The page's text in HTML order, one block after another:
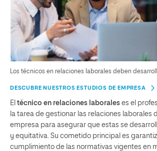
Los técnicos en relaciones laborales deben
DESCUBRE NUESTROS ESTUDIOS DE EMPRESA
El técnico en relaciones laborales es el
la tarea de gestionar las relaciones laborales
empresa para asegurar que estas se
y equitativa. Su cometido principal es
cumplimiento de las normativas vigentes en